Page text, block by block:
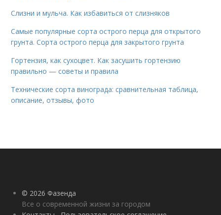
Слизни и мульча. Как избавиться от слизняков
Самые популярные сорта острого перца для открытого
грунта. Сорта острого перца для закрытого грунта
Гортензия, как сухоцвет. Как засушить гортензию
правильно — советы и правила
Технические сорта винограда: сравнительная таблица,
описание, отзывы, фото
© 2026 Фазенда
Все о современной жизни за городом